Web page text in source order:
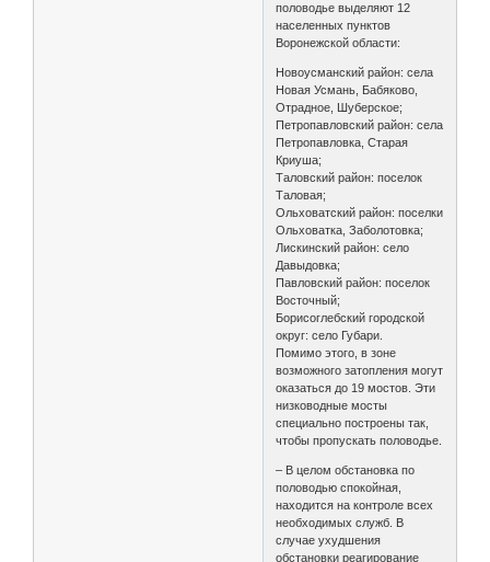
половодье выделяют 12
населенных пунктов
Воронежской области:
Новоусманский район: села
Новая Усмань, Бабяково,
Отрадное, Шуберское;
Петропавловский район: села
Петропавловка, Старая
Криуша;
Таловский район: поселок
Таловая;
Ольховатский район: поселки
Ольховатка, Заболотовка;
Лискинский район: село
Давыдовка;
Павловский район: поселок
Восточный;
Борисоглебский городской
округ: село Губари.
Помимо этого, в зоне
возможного затопления могут
оказаться до 19 мостов. Эти
низководные мосты
специально построены так,
чтобы пропускать половодье.
– В целом обстановка по
половодью спокойная,
находится на контроле всех
необходимых служб. В
случае ухудшения
обстановки реагирование